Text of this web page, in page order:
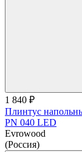
1 840 ₽
Плинтус
PN 040 LED
Evrowood
(Россия)